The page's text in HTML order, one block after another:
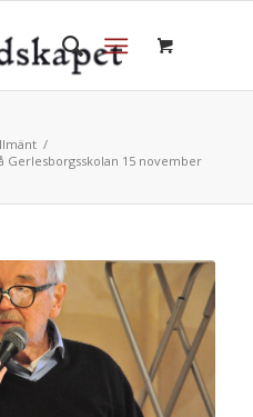
/
Gerlesborgsskolan 15 november